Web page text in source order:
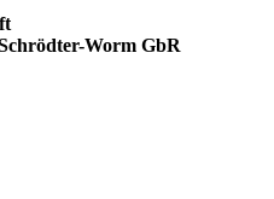
Worm GbR